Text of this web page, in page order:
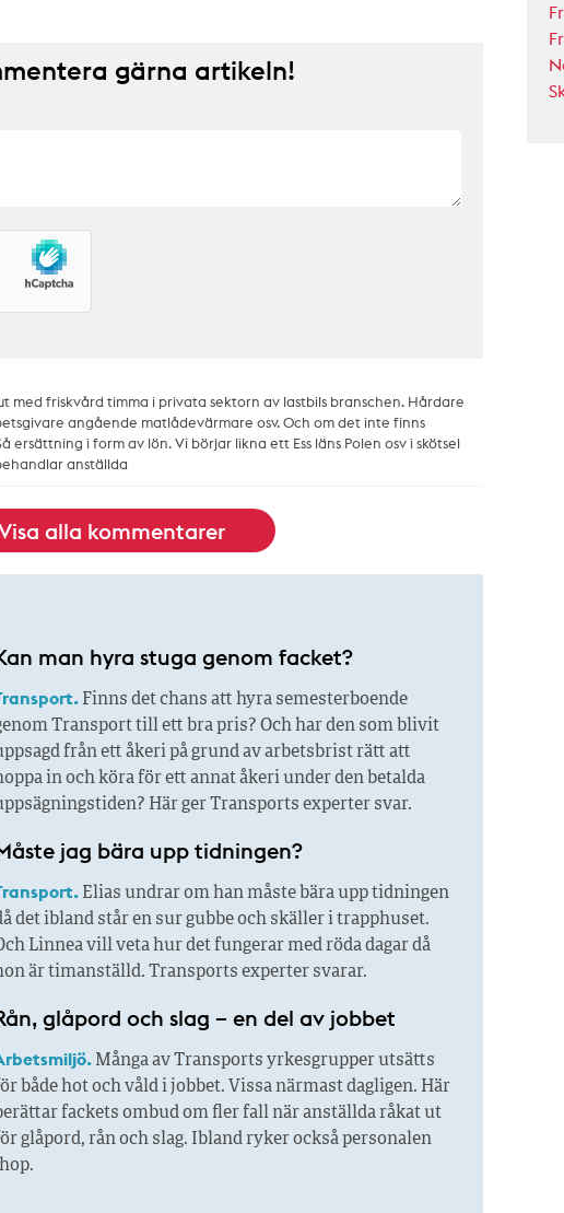
gärna artikeln!
med friskvård timma i privata sektorn av lastbils branschen. Hårdare
angående matlådevärmare osv. Och om det inte finns
ersättning i form av lön. Vi börjar likna ett Ess läns Polen osv i skötsel
anställda
alla kommentarer
man hyra stuga genom facket?
Finns det chans att hyra semesterboende
Transport till ett bra pris? Och har den som blivit
från ett åkeri på grund av arbetsbrist rätt att
in och köra för ett annat åkeri under den betalda
Här ger Transports experter svar.
jag bära upp tidningen?
Elias undrar om han måste bära upp tidningen
det ibland står en sur gubbe och skäller i trapphuset.
Linnea vill veta hur det fungerar med röda dagar då
är timanställd. Transports experter svarar.
glåpord och slag – en del av jobbet
Många av Transports yrkesgrupper utsätts
både hot och våld i jobbet. Vissa närmast dagligen. Här
fackets ombud om fler fall när anställda råkat ut
glåpord, rån och slag. Ibland ryker också personalen